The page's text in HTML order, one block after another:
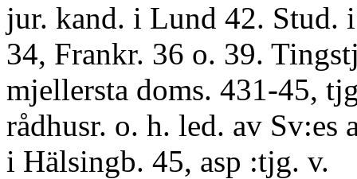
jur. kand. i Lund 42. Stud.
34, Frankr. 36 o. 39.
mjellersta doms. 431-45,
rådhusr. o. h. led. av Sv:es
i Hälsingb. 45, asp :tjg. v.